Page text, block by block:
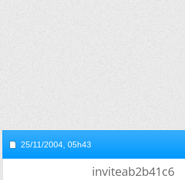
25/11/2004, 05h43
inviteab2b41c6